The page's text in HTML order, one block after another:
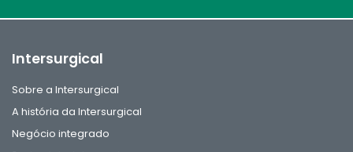
Intersurgical
Sobre a Intersurgical
A história da Intersurgical
Negócio integrado